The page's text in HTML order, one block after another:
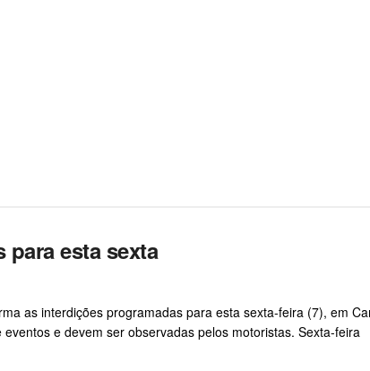
esta sexta
as interdições programadas para esta sexta-feira (7), em
e devem ser observadas pelos motoristas. Sexta-feira